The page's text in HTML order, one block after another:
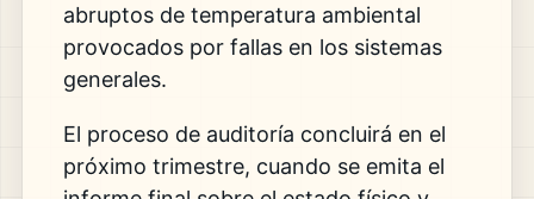
abruptos de temperatura ambiental
provocados por fallas en los sistemas
generales.
El proceso de auditoría concluirá en el
próximo trimestre, cuando se emita el